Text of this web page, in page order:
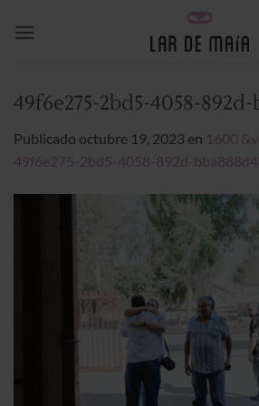
49f6e275-2bd5-4058-892d-
Publicado octubre 19, 2023 en 1600
49f6e275-2bd5-4058-892d-